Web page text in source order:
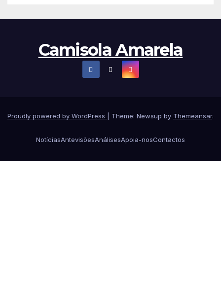
Camisola Amarela
Proudly powered by WordPress Theme: Newsup by Themeansar.
NotíciasAntevisõesAnálisesApoia-nosContactos